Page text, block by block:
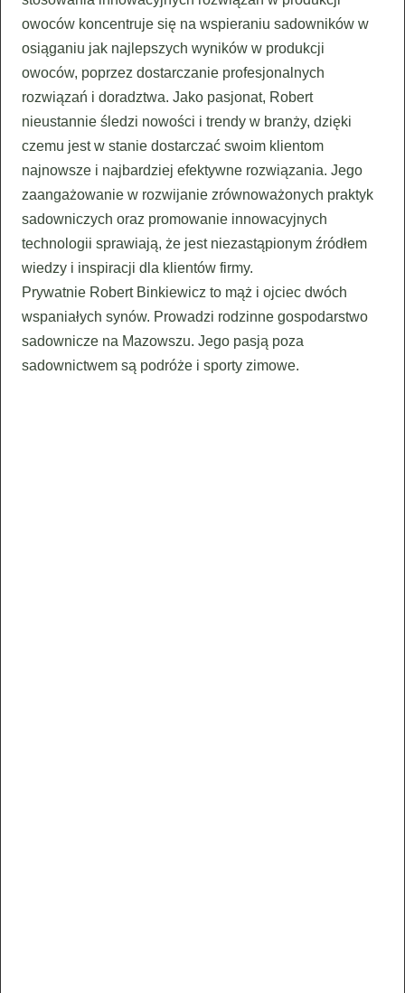
owoców koncentruje się na wspieraniu sadowników w
osiąganiu jak najlepszych wyników w produkcji
owoców, poprzez dostarczanie profesjonalnych
rozwiązań i doradztwa. Jako pasjonat, Robert
nieustannie śledzi nowości i trendy w branży, dzięki
czemu jest w stanie dostarczać swoim klientom
najnowsze i najbardziej efektywne rozwiązania. Jego
zaangażowanie w rozwijanie zrównoważonych praktyk
sadowniczych oraz promowanie innowacyjnych
technologii sprawiają, że jest niezastąpionym źródłem
wiedzy i inspiracji dla klientów firmy.
Prywatnie Robert Binkiewicz to mąż i ojciec dwóch
wspaniałych synów. Prowadzi rodzinne gospodarstwo
sadownicze na Mazowszu. Jego pasją poza
sadownictwem są podróże i sporty zimowe.